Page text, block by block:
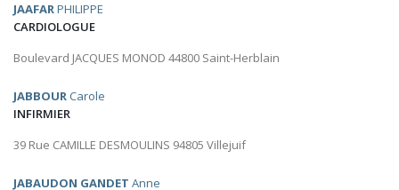
JAAFARPHILIPPE
CARDIOLOGUE
Boulevard JACQUES MONOD 44800 Saint-Herblain
JABBOUR Carole
INFIRMIER
39 Rue CAMILLE DESMOULINS 94805 Villejuif
JABAUDON GANDET Anne